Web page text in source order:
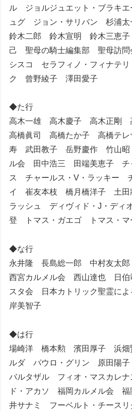
ル ジョルジュエット・ブラキ
ュグ ジョン・サリバン 杉浦
鈴木二郎 鈴木宣明 鈴木三恵
己 聖母の騎士編集部 聖母訪問
シスコ セラフィノ・フィナテ
ク 曾野綾子 澤田愛子
◆た行
高木一雄 高木慶子 高木正剛
高橋眞司 高橋たか子 高橋テ
寿 武田教子 岳野慶作 竹山
ル会 田中浩三 田端美恵子 チ
ス チャールス・V・ラッキー
イ 崔友本枝 橋月橋洋子 土田
ラッシュ ディヴィド・J・デ
登 トマス・ガエゴ トマス・
◆な行
永井隆 長島総一郎 中村友太
西宮カルメル会 西山達也 日伯
スタ会 日本カトリック聖霊に
岸美智子
◆は行
場崎洋 橋本勲 濱田厚子 浜畑
ルダ パウロ・グリン 原田陽
バルタザル フィオ・マスカレ
ド・アカソ 福岡カルメル会
井サナミ フーベルト・チース